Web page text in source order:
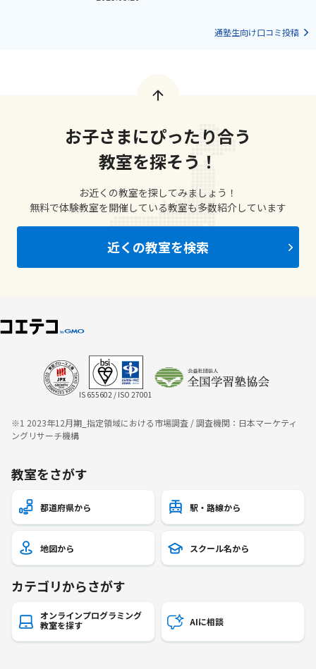
通塾生向け口コミ投稿
お子さまにぴったり合う
教室を探そう！
お近くの教室を探してみましょう！
無料で体験教室を開催している教室も多数紹介しています
近くの教室を検索
IS 655602 / ISO 27001
※1 2023年12月期_指定領域における市場調査 / 調査機関：日本マーケティ
ングリサーチ機構
教室をさがす
都道府県から 駅・路線から
地図から スクール名から
カテゴリからさがす
オンラインプログラミング
教室を探す
AIに相談